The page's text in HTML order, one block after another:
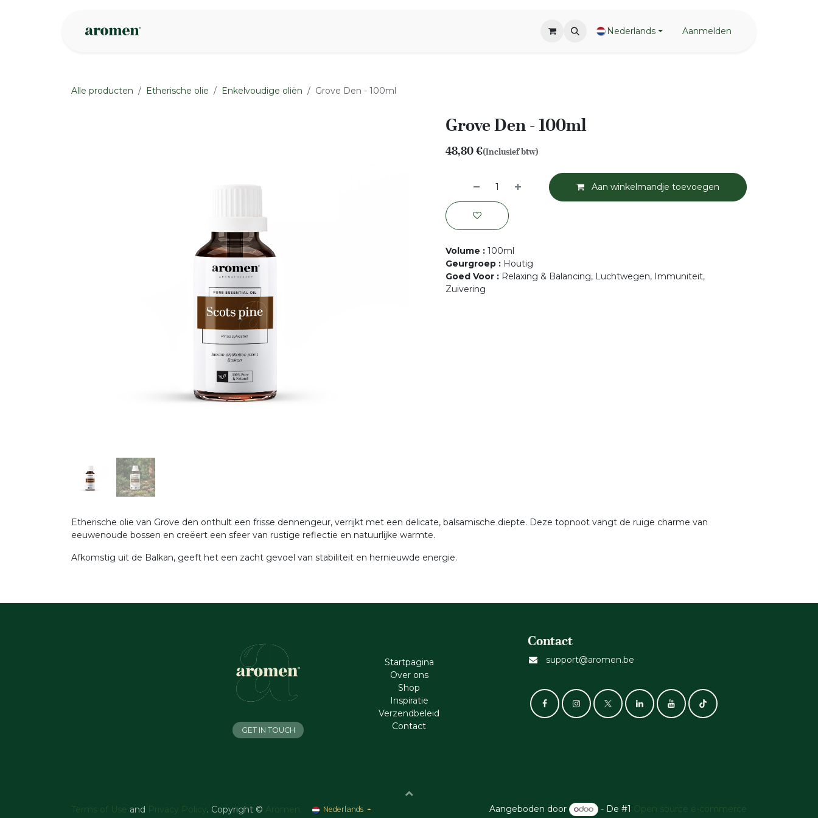
Nederlands Aanmelden
Alle producten Etherische olie Enkelvoudige oliën Grove Den - 100ml
Grove Den - 100ml
48,80€(Inclusief btw)
Aan winkelmandje toevoegen
Volume : 100ml
Geurgroep : Houtig
Goed Voor : Relaxing & Balancing, Luchtwegen, Immuniteit,
Zuivering
Etherische olie van Grove den onthult een frisse dennengeur, verrijkt met een delicate, balsamische diepte. Deze topnoot vangt de ruige charme van
eeuwenoude bossen en creëert een sfeer van rustige reflectie en natuurlijke warmte.
Afkomstig uit de Balkan, geeft het een zacht gevoel van stabiliteit en hernieuwde energie.
Startpagina
Ove​r​ ons
Shop
Inspiratie
Verzendbeleid
Cont​act
Contact
support@aromen.be
GET IN TOUCH
Terms of Use and Privacy Policy . Copyright © Aromen Nederlands Aangeboden door - De #1 Open source e-commerce